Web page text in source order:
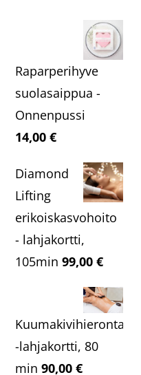
Raparperihyve
suolasaippua -
Onnenpussi
14,00€
Diamond
Lifting
erikoiskasvohoito
- lahjakortti,
105min 99,00€
Kuumakivihieronta
-lahjakortti, 80
min 90,00€